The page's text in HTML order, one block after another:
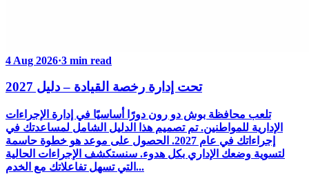
4 Aug 2026·3 min read
تحت إدارة رخصة القيادة – دليل 2027
تلعب محافظة بوش دو رون دورًا أساسيًا في إدارة الإجراءات
الإدارية للمواطنين. تم تصميم هذا الدليل الشامل لمساعدتك في
إجراءاتك في عام 2027. الحصول على موعد هو خطوة حاسمة
لتسوية وضعك الإداري بكل هدوء. سنستكشف الإجراءات الحالية
التي تسهل تفاعلاتك مع الخدم...